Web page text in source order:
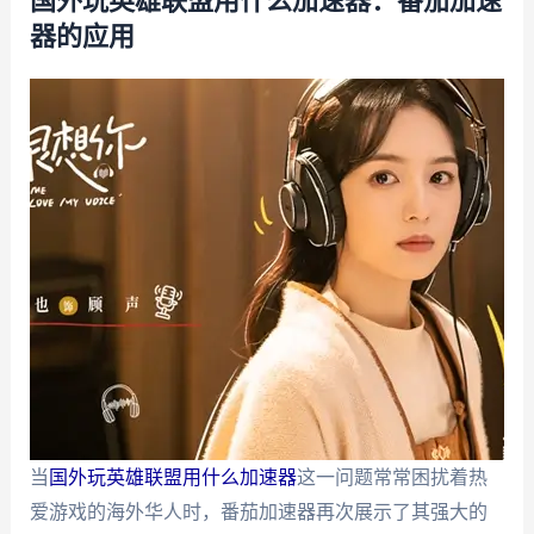
器的应用
当 国外玩英雄联盟用什么加速器这一问题常常困扰着热
爱游戏的海外华人时，番茄加速器再次展示了其强大的